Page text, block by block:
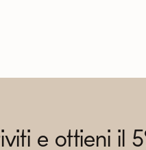
e ottieni il